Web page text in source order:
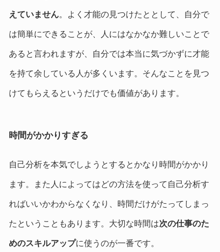
えていません。よく才能の見つけたととして、自分で
は簡単にできることが、人にはなかなか難しいことで
あると言われますが、自分では本当に気づかずに才能
を持て余している人が多くいます。そんなことを見つ
けてもらえるというだけでも価値があります。
時間がかかりすぎる
自己分析を本気でしようとするとかなり時間がかかり
ます。また人によってはどの方法を使って自己分析す
ればいいかわからなくなり、時間だけがたってしまっ
たということもあります。大切な時間は次の仕事のた
めのスキルアップに使うのが一番です。